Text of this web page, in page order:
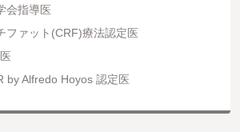
会指導医
ファット(CRF)療法認定医
by Alfredo Hoyos 認定医